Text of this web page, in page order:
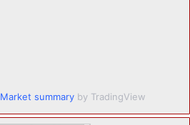
Market summary by TradingView